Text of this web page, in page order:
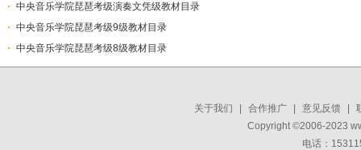
中央音乐学院琵琶考级演奏文凭级教材目录
中央音乐学院琵琶考级9级教材目录
中央音乐学院琵琶考级8级教材目录​
关于我们 合作推广 意见反馈
Copyright ©2006-2023
电话：